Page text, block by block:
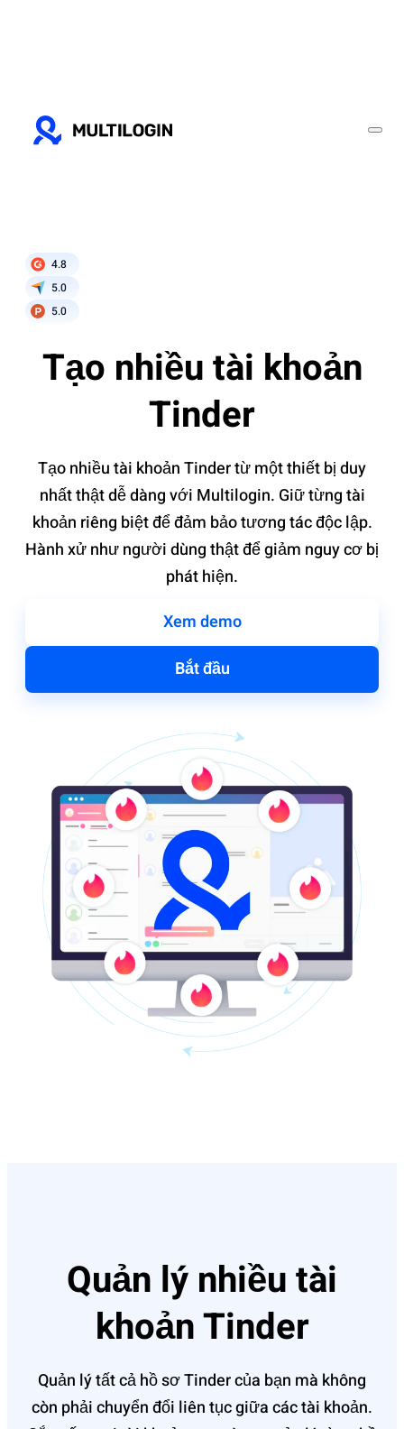
4.8
5.0
5.0
Tạo nhiều tài khoản
Tinder
Tạo nhiều tài khoản Tinder từ một thiết bị duy
nhất thật dễ dàng với Multilogin. Giữ từng tài
khoản riêng biệt để đảm bảo tương tác độc lập.
Hành xử như người dùng thật để giảm nguy cơ bị
phát hiện.
Xem demo
Bắt đầu
Quản lý nhiều tài
khoản Tinder
Quản lý tất cả hồ sơ Tinder của bạn mà không
còn phải chuyển đổi liên tục giữa các tài khoản.